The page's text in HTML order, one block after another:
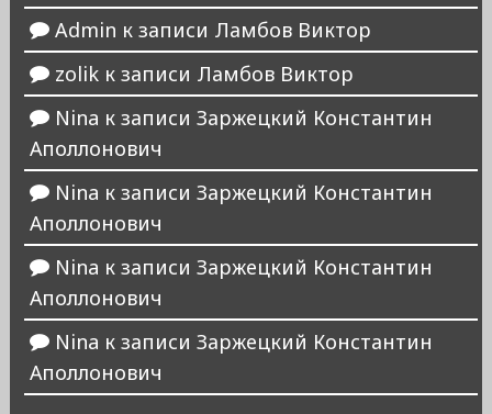
Admin к записи Ламбов Виктор
zolikк записи Ламбов Виктор
Nina к записи Заржецкий Константин
Аполлонович
Nina к записи Заржецкий Константин
Аполлонович
Nina к записи Заржецкий Константин
Аполлонович
Nina к записи Заржецкий Константин
Аполлонович